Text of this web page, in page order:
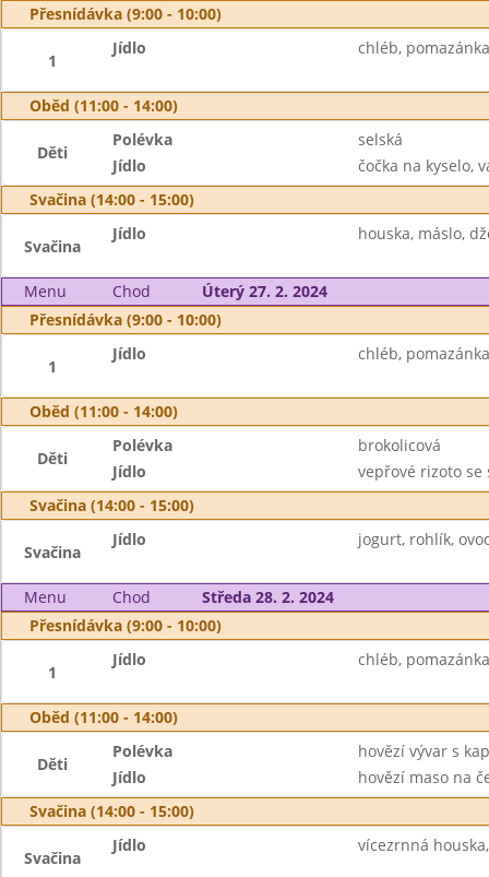
Přesnídávka (9:00 - 10:00)
1
Jídlo chléb,
Oběd (11:00 - 14:00)
Děti
Polévka
selská
Jídlo
čočka na kyselo,
Svačina (14:00 - 15:00)
Svačina
Jídlo houska, máslo,
Menu Chod
Úterý 27. 2. 2024
Přesnídávka (9:00 - 10:00)
1
Jídlo chléb,
Oběd (11:00 - 14:00)
Děti
Polévka
brokolicová
Jídlo
vepřové rizoto se
Svačina (14:00 - 15:00)
Svačina
Jídlo jogurt, rohlík,
Menu Chod
Středa 28. 2. 2024
Přesnídávka (9:00 - 10:00)
1
Jídlo chléb,
Oběd (11:00 - 14:00)
Děti
Polévka
hovězí vývar s
Jídlo
hovězí maso na
Svačina (14:00 - 15:00)
Svačina
Jídlo vícezrnná